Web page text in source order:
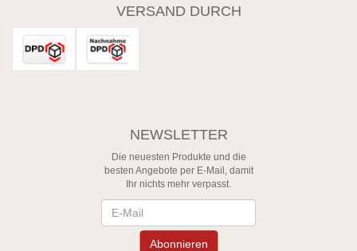
VERSAND DURCH
NEWSLETTER
Die neuesten Produkte und die
besten Angebote per E-Mail, damit
Ihr nichts mehr verpasst.
Abonnieren